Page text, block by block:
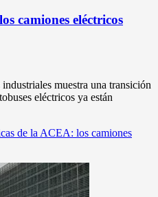
camiones eléctricos
muestra una transición
eléctricos ya están
de la ACEA: los camiones